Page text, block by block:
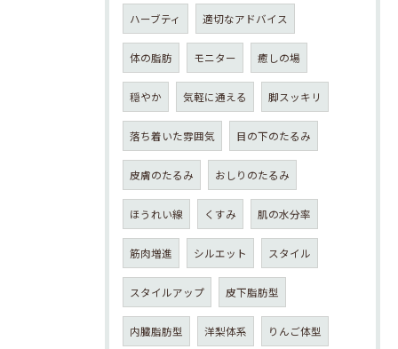
ハーブティ 適切なアドバイス
体の脂肪 モニター 癒しの場
穏やか 気軽に通える 脚スッキリ
落ち着いた雰囲気 目の下のたるみ
皮膚のたるみ おしりのたるみ
ほうれい線 くすみ 肌の水分率
筋肉増進 シルエット スタイル
スタイルアップ 皮下脂肪型
内臓脂肪型 洋梨体系 りんご体型